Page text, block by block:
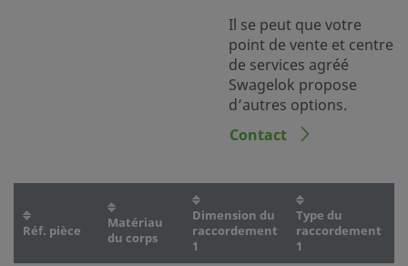
Il se peut que votre
point de vente et centre
de services agréé
Swagelok propose
d’autres options.
Contact
Réf. pièce
Matériau
du corps
Dimension du
raccordement
1
Type du
raccordement
1